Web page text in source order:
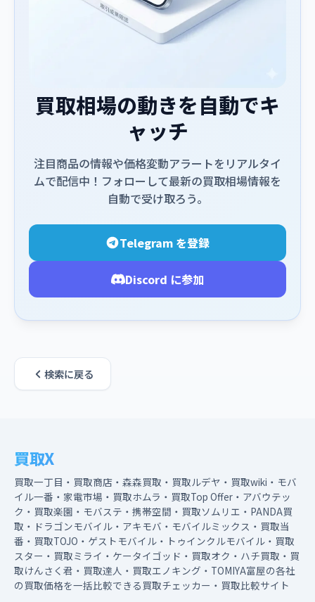
買取相場の動きを自動でキ
ャッチ
注目商品の情報や価格変動アラートをリアルタイ
ムで配信中！フォローして最新の買取相場情報を
自動で受け取ろう。
Telegram を登録
Discord に参加
検索に戻る
買取X
買取一丁目・買取商店・森森買取・買取ルデヤ・買取wiki・モバ
イル一番・家電市場・買取ホムラ・買取Top Offer・アバウテッ
ク・買取楽園・モバステ・携帯空間・買取ソムリエ・PANDA買
取・ドラゴンモバイル・アキモバ・モバイルミックス・買取当
番・買取TOJO・ゲストモバイル・トゥインクルモバイル・買取
スター・買取ミライ・ケータイゴッド・買取オク・ハチ買取・買
取けんさく君・買取達人・買取エノキング・TOMIYA富屋の各社
の買取価格を一括比較できる買取チェッカー・買取比較サイト